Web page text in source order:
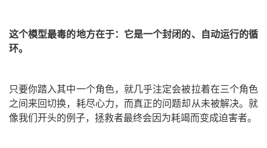
这个模型最毒的地方在于：它是一个封闭的、自动运行的循
环。
只要你踏入其中一个角色，就几乎注定会被拉着在三个角色
之间来回切换，耗尽心力，而真正的问题却从未被解决。就
像我们开头的例子，拯救者最终会因为耗竭而变成迫害者。